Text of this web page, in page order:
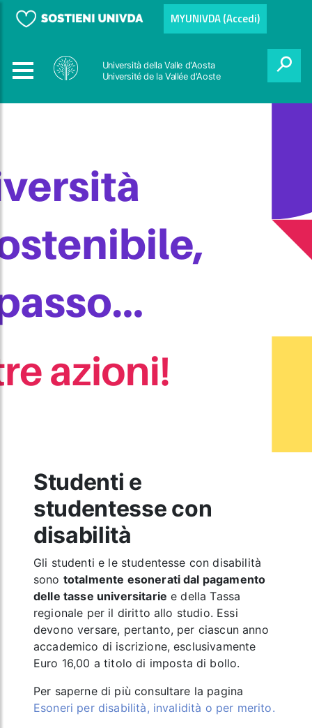
MYUNIVDA (Accedi)
Università della Valle d'Aosta
Université de la Vallée d'Aoste
Studenti e
studentesse con
disabilità
Gli studenti e le studentesse con disabilità
sono totalmente esonerati dal pagamento
delle tasse universitarie e della Tassa
regionale per il diritto allo studio. Essi
devono versare, pertanto, per ciascun anno
accademico di iscrizione, esclusivamente
Euro 16,00 a titolo di imposta di bollo.
Per saperne di più consultare la pagina
Esoneri per disabilità, invalidità o per merito.